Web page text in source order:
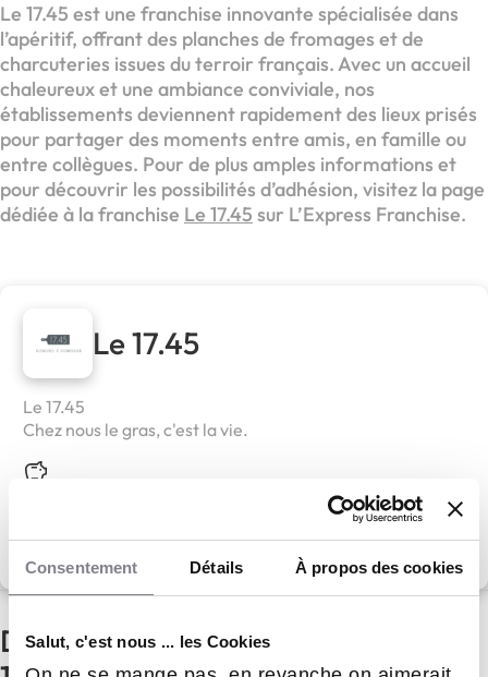
Consentement Détails À propos des cookies
Salut, c'est nous ... les Cookies
Le 17.45 est une franchise innovante spécialisée dans
l’apéritif, offrant des planches de fromages et de
charcuteries issues du terroir français. Avec un accueil
chaleureux et une ambiance conviviale, nos
établissements deviennent rapidement des lieux prisés
pour partager des moments entre amis, en famille ou
entre collègues. Pour de plus amples informations et
pour découvrir les possibilités d’adhésion, visitez la page
dédiée à la franchise Le 17.45 sur L’Express Franchise.
Le 17.45
Le 17.45
Chez nous le gras, c'est la vie.
Découvrir le réseau
D'autres actualités du réseau Le